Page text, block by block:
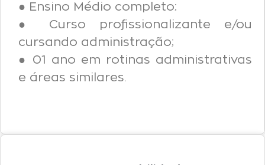
● Ensino Médio completo;
● Curso profissionalizante e/ou
cursando administração;
● 01 ano em rotinas administrativas
e áreas similares.